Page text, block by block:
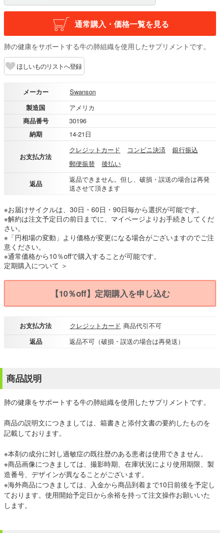
通常購入・価格一覧を見る
肺の健康をサポートする牛の肺組織を使用したサプリメントです。
ほしいものリストへ登録
メーカー
Swanson
製造国
アメリカ
商品番号
30196
納期
14-21日
お支払方法
クレジットカード コンビニ決済
銀行振込
郵便振替
後払い
返品
返品できません。但し、破損・誤送の場合は再発
送させて頂きます
※お届けサイクルは、30日・60日・90日毎から選択が可能です。
※解約は注文予定日の前日までに、マイページよりお手続きしてくだ
さい。
※「円相場の変動」より価格が変更になる場合がございますのでご注
意ください。
※通常価格から10％offで購入することが可能です。
定期購入について ＞
【10％off】定期購入を申し込む
お支払方法 クレジットカード 商品代引不可
返品
返品不可（破損・誤送の場合は再発送）
商品説明
肺の健康をサポートする牛の肺組織を使用したサプリメントです。
商品の説明文につきましては、箱書きと添付文書の要約したものを
記載しております。
※本剤の成分に対し過敏症の既往歴のある患者は使用できません。
※商品画像につきましては、撮影時期、在庫状況により使用期限、製
造番号、デザインが異なることがございます。
※海外商品につきましては、入金から商品到着まで10日前後を予定し
ております。使用開始予定日から余裕を持って注文操作お願いいた
します。